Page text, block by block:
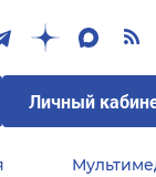
Личный